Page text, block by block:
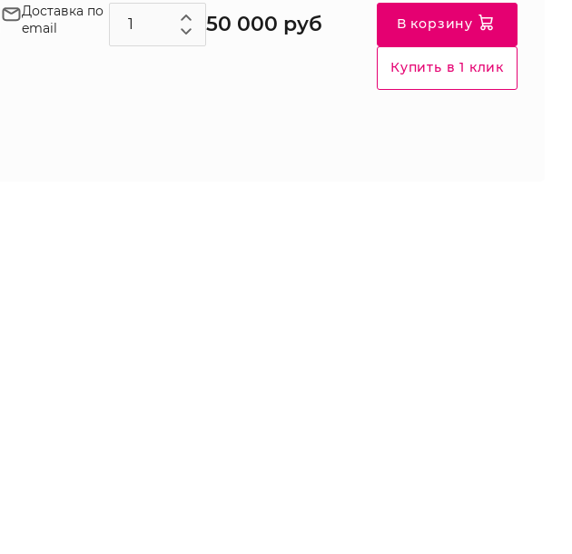
Доставка по
email
50 000 руб В корзину
Купить в 1 клик